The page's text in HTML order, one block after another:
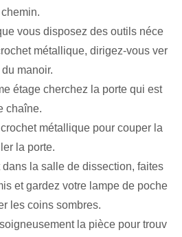
vous disposez des outils néce
métallique, dirigez-vous ver
manoir.
étage‌ cherchez la porte qui est
chaîne.
métallique pour couper la
la porte.
dans la salle de dissection, faites
et gardez votre lampe de poche
les coins sombres.
la pièce pour trouv